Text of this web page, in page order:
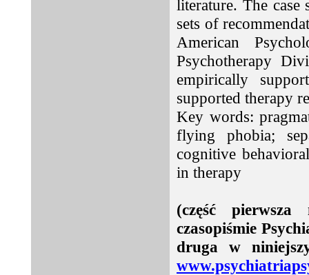
literature. The
sets of
American
Psychotherapy
empirically
supported therapy
Key words:
flying phobia;
cognitive
in therapy
(część
czasopiśmie
druga w